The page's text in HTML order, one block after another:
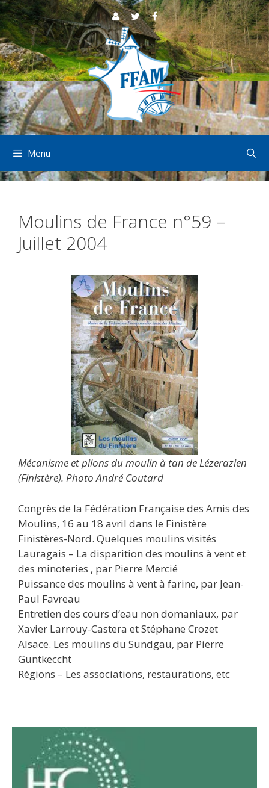
Aller
au
contenu
Menu
Moulins de France n°59 –
Juillet 2004
Mécanisme et pilons du moulin à tan de Lézerazien
(Finistère). Photo André Coutard
Congrès de la Fédération Française des Amis des
Moulins, 16 au 18 avril dans le Finistère
Finistères-Nord. Quelques moulins visités
Lauragais – La disparition des moulins à vent et
des minoteries , par Pierre Mercié
Puissance des moulins à vent à farine, par Jean-
Paul Favreau
Entretien des cours d’eau non domaniaux, par
Xavier Larrouy-Castera et Stéphane Crozet
Alsace. Les moulins du Sundgau, par Pierre
Guntkeccht
Régions – Les associations, restaurations, etc